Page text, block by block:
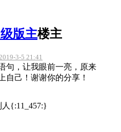
版主楼主
3-5 21:41
句，让我眼前一亮，原来
自己！谢谢你的分享！
{:11_457:}